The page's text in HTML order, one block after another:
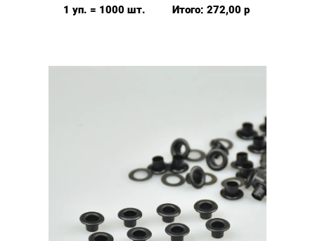
шт.
1 уп. = 1000 шт. Итого: 272,00 р